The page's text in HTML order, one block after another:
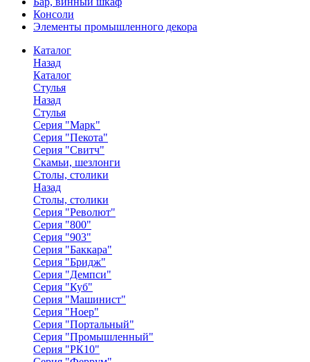
Консоли
Элементы промышленного декора
Каталог
Назад
Каталог
Стулья
Назад
Стулья
Серия "Марк"
Серия "Пекота"
Серия "Свитч"
Скамьи, шезлонги
Столы, столики
Назад
Столы, столики
Серия "Револют"
Серия "800"
Серия "903"
Серия "Баккара"
Серия "Бридж"
Серия "Демпси"
Серия "Куб"
Серия "Машинист"
Серия "Ноер"
Серия "Портальный"
Серия "Промышленный"
Серия "РК10"